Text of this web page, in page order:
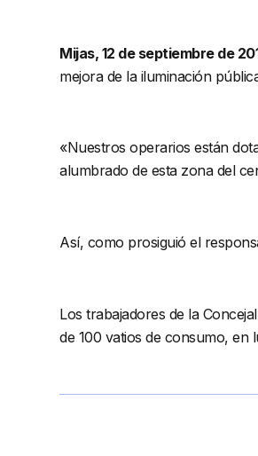
Mijas, 12 de septiembre de
mejora de la iluminación
«Nuestros operarios están
alumbrado de esta zona del
Así, como prosiguió el
Los trabajadores de la
de 100 vatios de consumo, en